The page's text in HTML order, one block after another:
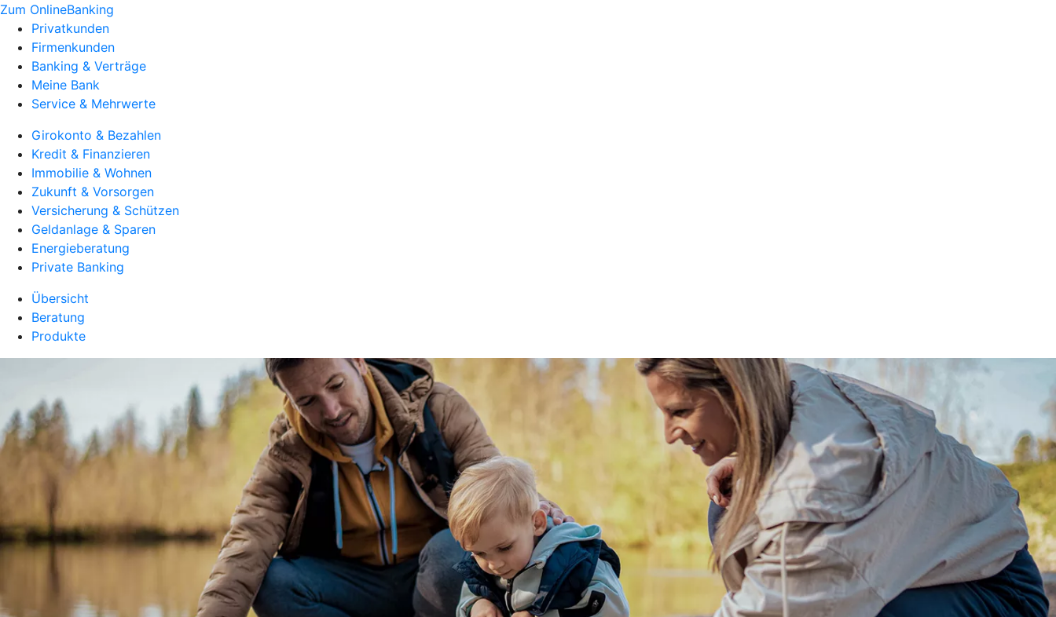
Zum OnlineBanking
Privatkunden
Firmenkunden
Banking & Verträge
Meine Bank
Service & Mehrwerte
Girokonto & Bezahlen
Kredit & Finanzieren
Immobilie & Wohnen
Zukunft & Vorsorgen
Versicherung & Schützen
Geldanlage & Sparen
Energieberatung
Private Banking
Übersicht
Beratung
Produkte